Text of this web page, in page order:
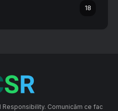
18
Responsibility. Comunicăm ce fac